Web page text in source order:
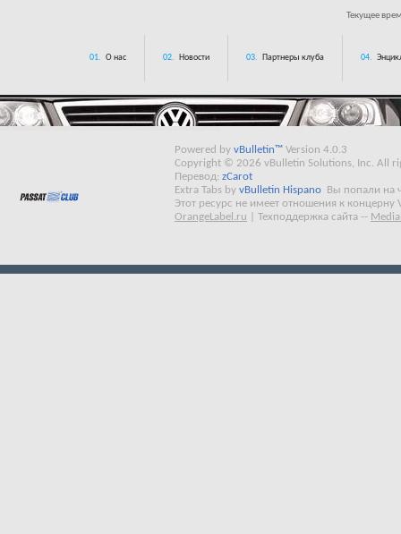
Текущее
01. О нас 02. Новости 03. Партнеры клуба 04.
Powered by vBulletin™ Version 4.0.3
Copyright © 2026 vBulletin Solutions, Inc. All
Перевод: zCarot
Extra Tabs by vBulletin Hispano
Вы попали на
Этот ресурс не имеет отношения к концерну
OrangeLabel.ru
Техподдержка сайта --